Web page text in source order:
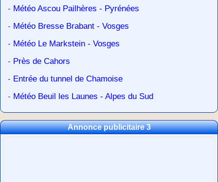
- Météo Ascou Pailhères - Pyrénées
- Météo Bresse Brabant - Vosges
- Météo Le Markstein - Vosges
- Près de Cahors
- Entrée du tunnel de Chamoise
- Météo Beuil les Launes - Alpes du Sud
Annonce publicitaire 3